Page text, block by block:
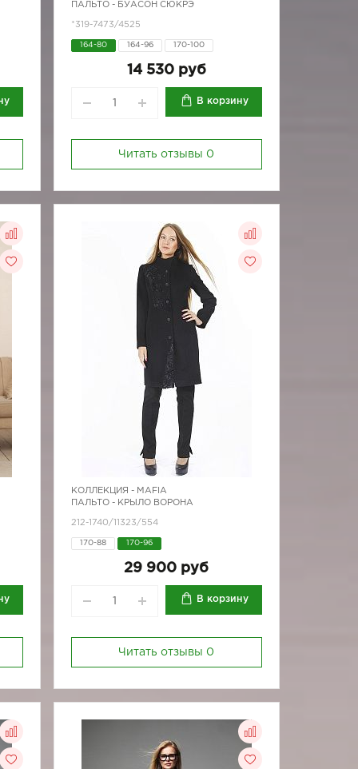
ПАЛЬТО - БУАСОН СЮКРЭ
*319-7473/4525
164-80 164-96 170-100
14 530 руб
В корзину
Читать отзывы 0
КОЛЛЕКЦИЯ - MAFIA
ПАЛЬТО - КРЫЛО ВОРОНА
212-1740/11323/554
170-88 170-96
29 900 руб
В корзину
Читать отзывы 0